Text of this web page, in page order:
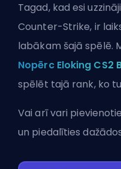
Tagad, kad esi
Counter-Strike, ir
labākam šajā spēlē.
Nopērc Eloking
spēlēt tajā rank, ko
Vai arī vari
un piedalīties